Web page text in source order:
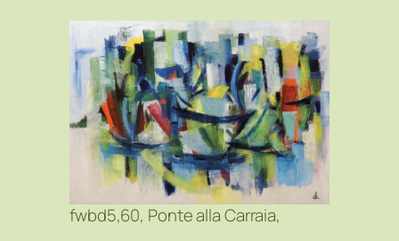
fwbd5,60, Ponte alla Carraia,